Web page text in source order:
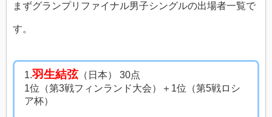
まずグランプリファイナル男子シングルの出場者一覧で
す。
1.羽生結弦 （日本） 30点
1位（第3戦フィンランド大会）＋1位（第5戦ロシ
ア杯）